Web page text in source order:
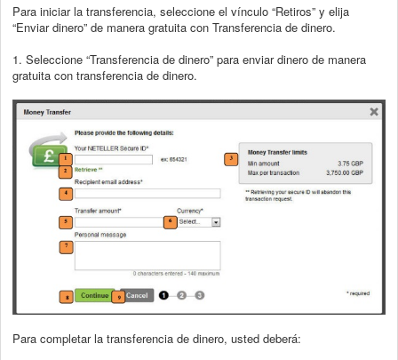
Para iniciar la transferencia, seleccione el vínculo “Retiros” y elija
“Enviar dinero” de manera gratuita con Transferencia de dinero.
1. Seleccione “Transferencia de dinero” para enviar dinero de manera
gratuita con transferencia de dinero.
Para completar la transferencia de dinero, usted deberá: